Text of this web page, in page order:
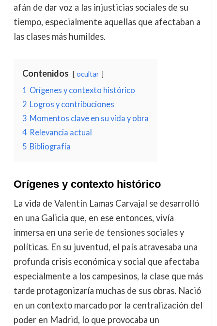
afán de dar voz a las injusticias sociales de su
tiempo, especialmente aquellas que afectaban a
las clases más humildes.
Contenidos ocultar
1 Orígenes y contexto histórico
2 Logros y contribuciones
3 Momentos clave en su vida y obra
4 Relevancia actual
5 Bibliografía
Orígenes y contexto histórico
La vida de Valentín Lamas Carvajal se desarrolló
en una Galicia que, en ese entonces, vivía
inmersa en una serie de tensiones sociales y
políticas. En su juventud, el país atravesaba una
profunda crisis económica y social que afectaba
especialmente a los campesinos, la clase que más
tarde protagonizaría muchas de sus obras. Nació
en un contexto marcado por la centralización del
poder en Madrid, lo que provocaba un